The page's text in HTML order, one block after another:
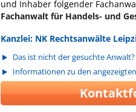
und Inhaber folgender
Fachanwalt für Handels- und
Kanzlei: NK Rechtsanwälte
Das ist nicht der gesuchte Anwalt?
Informationen zu den